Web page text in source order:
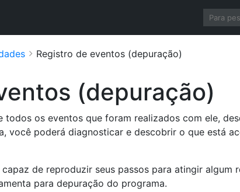
Registro de eventos (depuração)
(depuração)
todos os eventos que foram realizados com ele,
você poderá diagnosticar e descobrir o que está
de reproduzir seus passos para atingir algum
para depuração do programa.